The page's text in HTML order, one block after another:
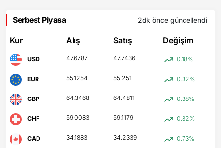
Serbest Piyasa 2dk önce güncellendi
Kur Alış Satış Değişim
USD 47.6787 47.7436 0.18%
EUR 55.1254 55.251 0.32%
GBP 64.3468 64.4811 0.38%
CHF 59.0083 59.1179 0.82%
CAD 34.1883 34.2339 0.73%